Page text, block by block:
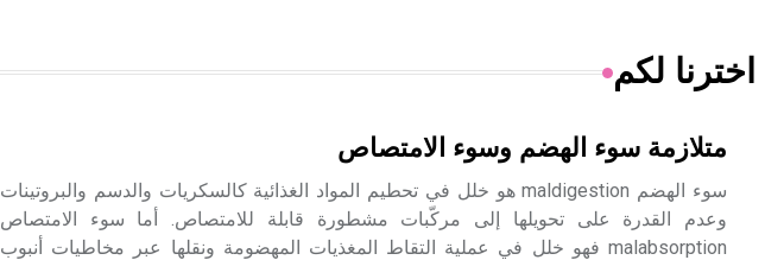
اخترنا لكم
متلازمة سوء الهضم وسوء الامتصاص
سوء الهضم maldigestion هو خلل في تحطيم المواد الغذائية كالسكريات والدسم والبروتينات
وعدم القدرة على تحويلها إلى مركّبات مشطورة قابلة للامتصاص. أما سوء الامتصاص
malabsorption فهو خلل في عملية التقاط المغذيات المهضومة ونقلها عبر مخاطيات أنبوب